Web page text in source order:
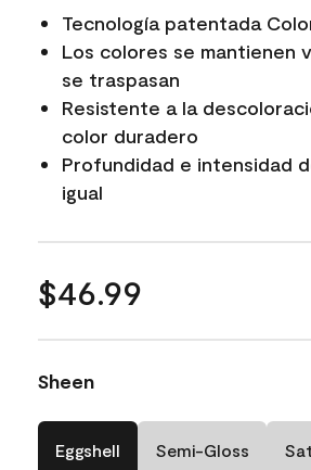
Tecnología patentada
Los colores se mantienen
se traspasan
Resistente a la
color duradero
Profundidad e intensidad
igual
$46.99
Sheen
Eggshell Semi-Gloss